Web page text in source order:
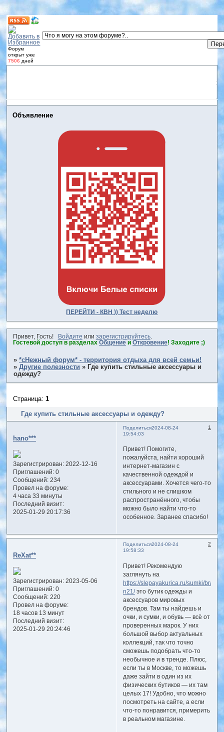
Форум
открыт уже
7506 дней
Объявление
ПЕРЕЙТИ - КВН )) Тест неделю
Привет, Гость! Войдите или зарегистрируйтесь.
Гостевой доступ в разделах Общениеи Откровение! Заходите ;)
»*сНежный форум* - территория отдыха для всей семьи!
»Другие полезности » Где купить стильные аксессуары и
одежду?
Где купить стильные аксессуары и одежду?
Страница:1
Поделиться 1
2024-08-24
19:54:03
hano***
Зарегистрирован: 2022-12-16
Приглашений:0
Сообщений:234
Провел на форуме:
4 часа 33 минуты
Последний визит:
2025-01-29 20:17:36
Привет! Помогите,
пожалуйста, найти хороший
интернет-магазин с
качественной одеждой и
аксессуарами. Хочется чего-то
стильного и не слишком
распространённого, чтобы
можно было найти что-то
особенное. Заранее спасибо!
Поделиться 2
2024-08-24
19:58:33
ReXat**
Зарегистрирован: 2023-05-06
Приглашений:0
Сообщений:220
Провел на форуме:
18 часов 13 минут
Последний визит:
2025-01-29 20:24:46
Привет! Рекомендую
заглянуть на
https://slepayakurica.ru/sumki/brand-
n21/это бутик одежды и
аксессуаров мировых
брендов. Там ты найдешь и
очки, и сумки, и обувь — всё от
проверенных марок. У них
большой выбор актуальных
коллекций, так что точно
сможешь подобрать что-то
необычное и в тренде. Плюс,
если ты в Москве, то можешь
даже зайти в один из их
физических бутиков — их там
целых 17! Удобно, что можно
посмотреть на сайте, а если
что-то понравится, примерить
в реальном магазине.